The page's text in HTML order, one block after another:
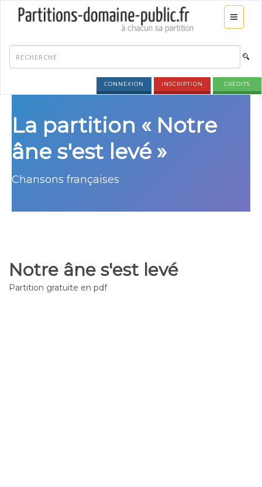
CONNEXION INSCRIPTION CRÉDITS
La partition « Notre
âne s'est levé »
Chansons françaises
Notre âne s'est levé
Partition gratuite en pdf